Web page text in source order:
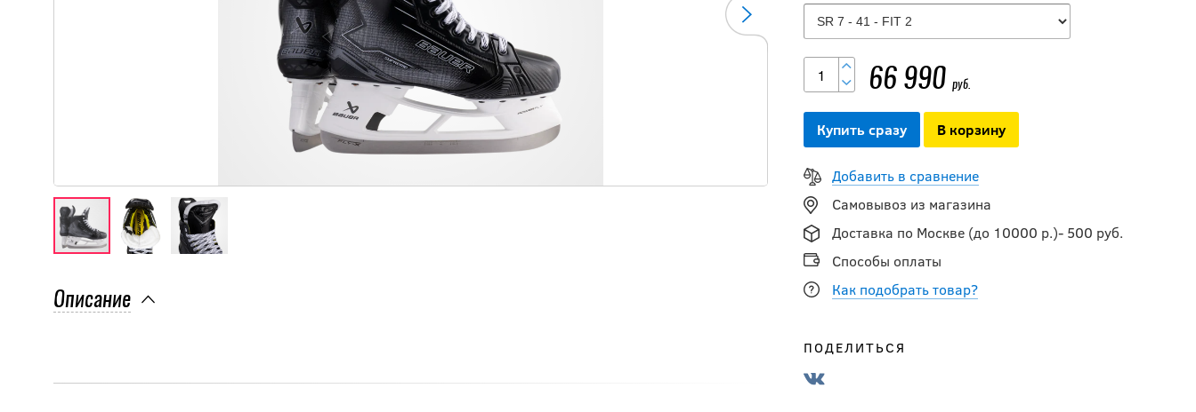
Описание
66 990 руб.
Купить сразу В корзину
Добавить в сравнение
Самовывоз из магазина
Доставка по Москве (до 10000 р.)- 500 руб.
Способы оплаты
Как подобрать товар?
ПОДЕЛИТЬСЯ
Коньки BAUER S25
66 990
SP II GEN SR